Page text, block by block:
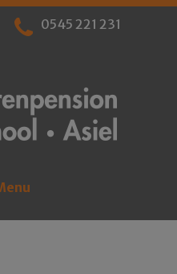
0545 221 231